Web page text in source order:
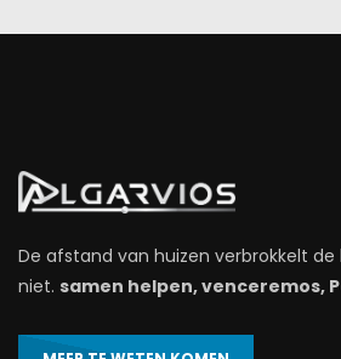
De afstand van huizen verbrokkelt
niet. samen helpen, venceremos,